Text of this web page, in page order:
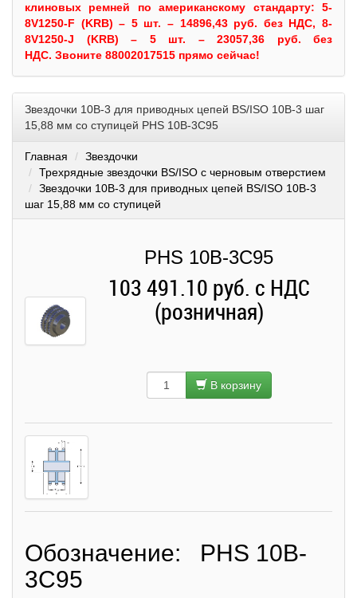
клиновых ремней по американскому стандарту: 5-
8V1250-F (KRB) – 5 шт. – 14896,43 руб. без НДС, 8-
8V1250-J (KRB) – 5 шт. – 23057,36 руб. без
НДС. Звоните 88002017515 прямо сейчас!
Звездочки 10B-3 для приводных цепей BS/ISO 10B-3 шаг
15,88 мм со ступицей PHS 10B-3C95
Главная
Звездочки
Трехрядные звездочки BS/ISO с черновым отверстием
Звездочки 10B-3 для приводных цепей BS/ISO 10B-3
шаг 15,88 мм со ступицей
PHS 10B-3C95
103 491.10 руб. с НДС
(розничная)
В корзину
Обозначение: PHS 10B-
3C95